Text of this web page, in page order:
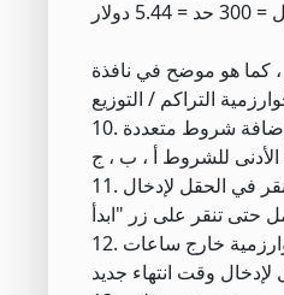
، كما هو موضح في نافذة
10. انقر فوق "و" لإضافة المزيد من شروط السعر ، إن أمكن ، لحساب حد السعر "ولكن ليس أعلى / ليس أقل من". عند إضافة شروط متعددة
11. وقت البدء - بشكل افتراضي ، يتم تعيين وقت البدء على وقت الفتح الحالي أو التالي (إذا كانت الأسواق مغلقة حاليًا). انقر في الحقل لإدخال
12. وقت الانتهاء - بشكل افتراضي ، يتم تعيين وقت الانتهاء على إغلاق اليوم الحالي أو جلسة التداول التالية إذا تم تشغيل الخوارزمية خارج ساعات